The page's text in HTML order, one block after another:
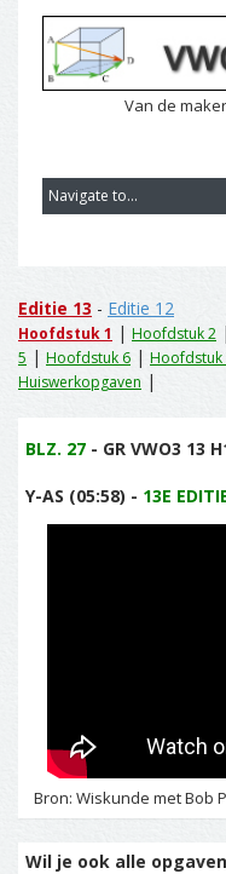
Van de
Editie 13 - Editie 12
Hoofdstuk 1 | Hoofdstuk 2 |
5 | Hoofdstuk 6 | Hoofdstuk
Huiswerkopgaven |
BLZ. 27 - GR VWO3 13
Y-AS (05:58) - 13E
Bron: Wiskunde met Bob
Wil je ook alle